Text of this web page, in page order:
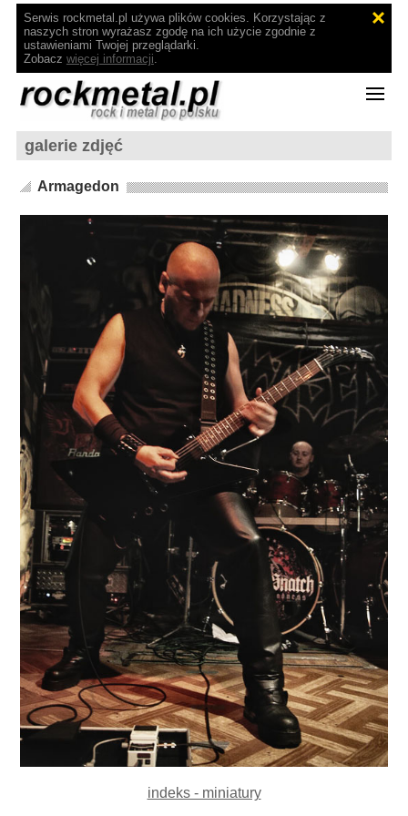
Serwis rockmetal.pl używa plików cookies. Korzystając z
naszych stron wyrażasz zgodę na ich użycie zgodnie z
ustawieniami Twojej przeglądarki.
Zobacz więcej informacji.
galerie zdjęć
Armagedon
indeks - miniatury